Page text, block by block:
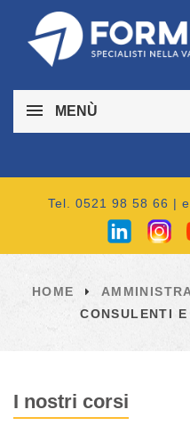
MENÙ
Tel. 0521 98 58 66 |
HOME
CONSULENTI
I nostri corsi